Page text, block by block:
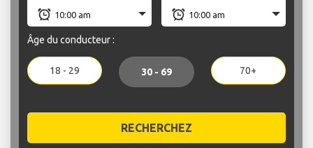
Âge du conducteur :
18 - 29 30 - 69 70+
RECHERCHEZ